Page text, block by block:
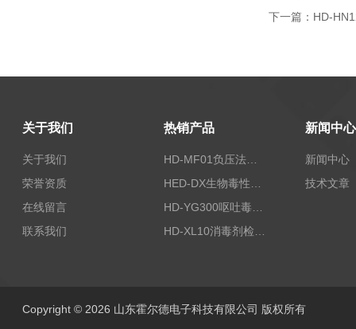
下一篇： HD-
关于我们
关于我们
荣誉资质
在线留言
联系我们
热销产品
HD-MF01负压法密封性测试仪
新闻中心
新闻中心
技术文章
Copyright © 2026 山东霍尔德电子科技有限公司 版权所有